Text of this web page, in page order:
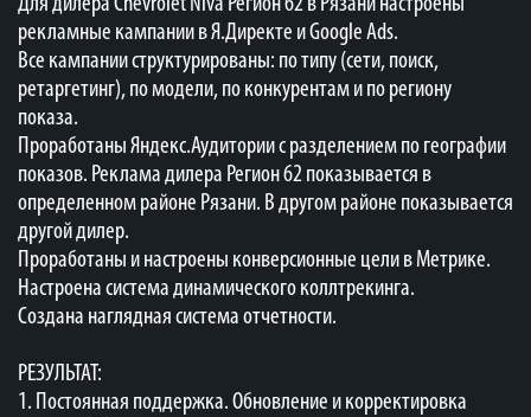
рекламные кампании в Я.Директе и Google Ads.
Все кампании структурированы: по типу (сети, поиск,
ретаргетинг), по модели, по конкурентам и по региону
показа.
Проработаны Яндекс.Аудитории с разделением по географии
показов. Реклама дилера Регион 62 показывается в
определенном районе Рязани. В другом районе показывается
другой дилер.
Проработаны и настроены конверсионные цели в Метрике.
Настроена система динамического коллтрекинга.
Создана наглядная система отчетности.
РЕЗУЛЬТАТ:
1. Постоянная поддержка. Обновление и корректировка